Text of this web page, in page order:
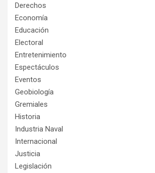
Derechos
Economía
Educación
Electoral
Entretenimiento
Espectáculos
Eventos
Geobiología
Gremiales
Historia
Industria Naval
Internacional
Justicia
Legislación